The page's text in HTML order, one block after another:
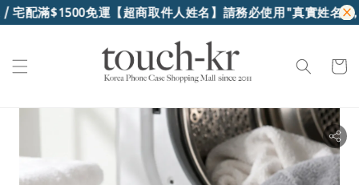
宅配滿$1500免運【超商取件人姓名】請務必使用"真實姓名"